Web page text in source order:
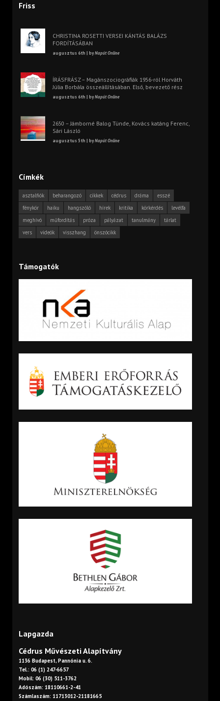
Friss
CHRISTINA ROSETTI VERSEI KÁNTÁS BALÁZS
FORDÍTÁSÁBAN
augusztus 6th | byNapút Online
ÍRÁSFRÁSZ – Magánszociográfiák 1956-ról Horváth
Júlia Borbála összeállításában. Első, bevezető rész
augusztus 6th | byNapút Online
2650 – Jámborné Balog Tünde, Kovács katáng Ferenc,
Sári László
augusztus 5th | byNapút Online
Címkék
asztalfiók beharangozó cikkek cédrus dráma
esszé
fénykör
haiku hangszóló hírek kritika körkérdés
levélfa
meghívó
műfordítás próza pályázat tanulmány
tárlat
vers
videók visszhang önszócikk
Támogatók
Lapgazda
Cédrus Művészeti Alapítvány
1136 Budapest, Pannónia u. 6.
Tel.: 06 (1) 247-6657
Mobil: 06 (30) 511-3762
Adószám: 18110661-2-41
Számlaszám: 11713012-21181665